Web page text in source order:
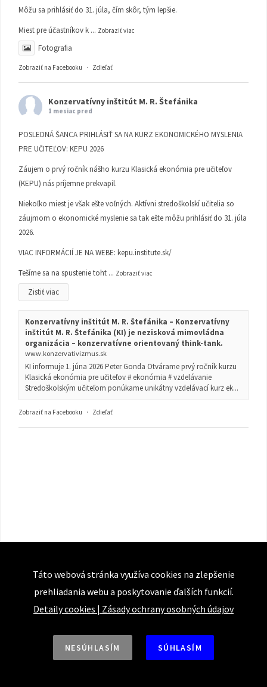
Môžu sa prihlásiť do 31. júla, čím skôr, tým lepšie.
Miest pre účastníkov k ... Zobraziť viac
Fotografia
Zobraziť na Facebooku · Zdieľať
Konzervatívny inštitút M. R. Štefánika
1 mesiac pred
POSLEDNÁ ŠANCA PRIHLÁSIŤ SA NA KURZ EKONOMICKÉHO MYSLENIA
PRE UČITEĽOV: KEPU 2026
Záujem o prvý ročník nášho kurzu Klasická ekonómia pre učiteľov
(KEPU) nás príjemne prekvapil.
Niekoľko miest je však ešte voľných. Aktívni stredoškolskí učitelia so
záujmom o ekonomické myslenie sa tak ešte môžu prihlásiť do 31. júla
2026.
VIAC INFORMÁCIÍ JE NA WEBE: kepu.institute.sk/
Tešíme sa na spustenie toht ... Zobraziť viac
Zistiť viac
Konzervatívny inštitút M. R. Štefánika – Konzervatívny
inštitút M. R. Štefánika (KI) je nezisková mimovládna
organizácia – konzervatívne orientovaný think-tank.
www.konzervativizmus.sk
KI informuje 1. júna 2026 Peter Gonda Otvárame prvý ročník kurzu
Klasická ekonómia pre učiteľov # ekonómia # vzdelávanie
Stredoškolským učiteľom ponúkame unikátny vzdelávací kurz ek...
Zobraziť na Facebooku · Zdieľať
Táto webová stránka využíva cookies na zlepšenie
prehliadania webu a poskytovanie ďalších funkcií.
Detaily cookies | Zásady ochrany osobných údajov
NESÚHLASÍM SÚHLASÍM